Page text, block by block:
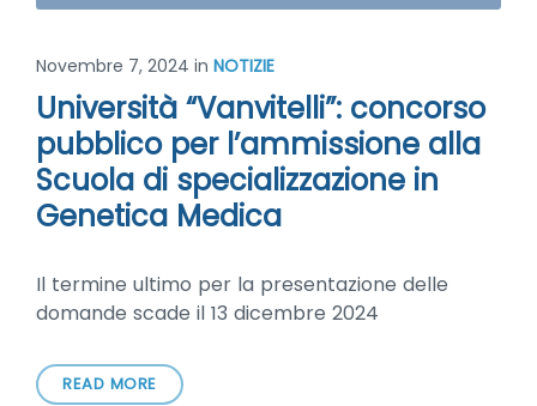
Novembre 7, 2024 in NOTIZIE
Università “Vanvitelli”: concorso
pubblico per l’ammissione alla
Scuola di specializzazione in
Genetica Medica
Il termine ultimo per la presentazione delle
domande scade il 13 dicembre 2024
READ MORE